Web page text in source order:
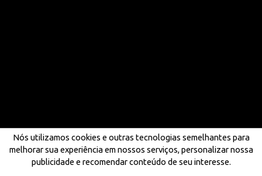
Nós utilizamos cookies e outras tecnologias semelhantes para
melhorar sua experiência em nossos serviços, personalizar nossa
publicidade e recomendar conteúdo de seu interesse.